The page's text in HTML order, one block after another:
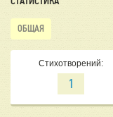
ОБЩАЯ
Стихотворений:
1